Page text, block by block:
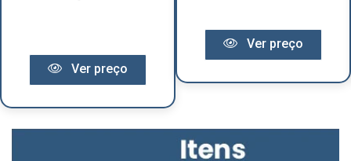
Ver preço
Ver preço